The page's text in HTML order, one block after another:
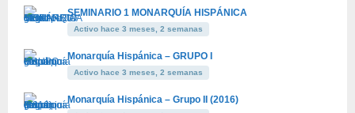
SEMINARIO 1 MONARQUÍA HISPÁNICA
Activo hace 3 meses, 2 semanas
Monarquía Hispánica – GRUPO I
Activo hace 3 meses, 2 semanas
Monarquía Hispánica – Grupo II (2016)